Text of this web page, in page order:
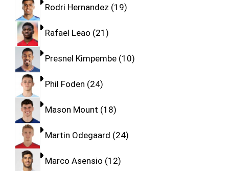
Rodri Hernandez 19
Rafael Leao 21
Presnel Kimpembe 10
Phil Foden 24
Mason Mount 18
Martin Odegaard 24
Marco Asensio 12